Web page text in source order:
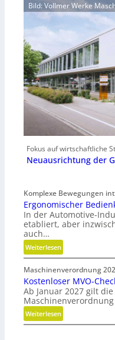
Bild: Vollmer Werke
Fokus auf wirtschaftliche
Neuausrichtung der
Komplexe Bewegungen
Ergonomischer
In der Automotive-
etabliert, aber
auch…
Weiterlesen:
E
r
g
o
n
o
m
Maschinenverordnung
Kostenloser MVO-
Ab Januar 2027 gilt die
Maschinenverordnung
Weiterlesen:
K